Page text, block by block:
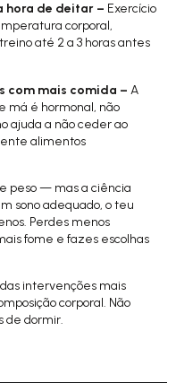
hora de deitar – Exercício
corporal,
até 2 a 3 horas antes
com mais comida – A
má é hormonal, não
ajuda a não ceder ao
alimentos
peso — mas a ciência
sono adequado, o teu
Perdes menos
fome e fazes escolhas
intervenções mais
corporal. Não
de dormir.